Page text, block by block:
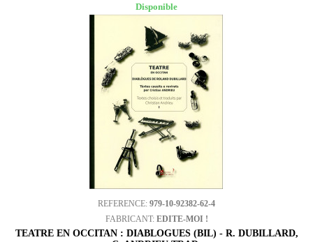
Disponible
REFERENCE: 979-10-92382-62-4
FABRICANT: EDITE-MOI !
TEATRE EN OCCITAN : DIABLOGUES (BIL) - R. DUBILLARD,